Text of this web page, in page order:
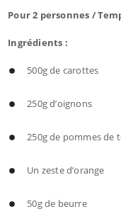
Pour 2 personnes /
Ingrédients :
500g de carottes
250g d’oignons
250g de pommes de
Un zeste d’orange
50g de beurre